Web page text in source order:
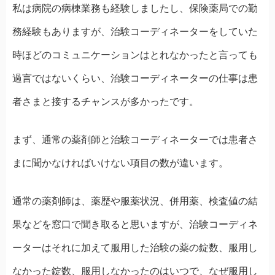
私は病院の病棟業務も経験しましたし、保険薬局での勤
務経験もありますが、治験コーディネーターをしていた
時ほどのコミュニケーションはとれなかったと言っても
過言ではないくらい、治験コーディネーターの仕事は患
者さまと接するチャンスが多かったです。
まず、通常の薬剤師と治験コーディネーターでは患者さ
まに聞かなければいけない項目の数が違います。
通常の薬剤師は、薬歴や服薬状況、併用薬、検査値の結
果などを窓口で聞き取ると思いますが、治験コーディネ
ーターはそれに加えて服用した治験の薬の錠数、服用し
なかった錠数、服用しなかったのはいつで、なぜ服用し